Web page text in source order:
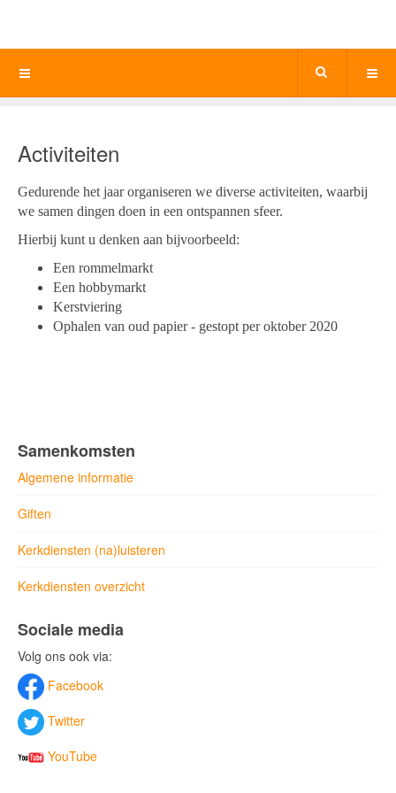
Activiteiten
Gedurende het jaar organiseren we diverse activiteiten, waarbij
we samen dingen doen in een ontspannen sfeer.
Hierbij kunt u denken aan bijvoorbeeld:
Een rommelmarkt
Een hobbymarkt
Kerstviering
Ophalen van oud papier - gestopt per oktober 2020
Samenkomsten
Algemene informatie
Giften
Kerkdiensten (na)luisteren
Kerkdiensten overzicht
Sociale media
Volg ons ook via:
Facebook
Twitter
YouTube